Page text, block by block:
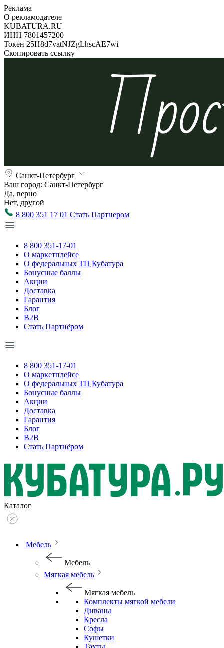
Реклама
О рекламодателе
KUBATURA.RU
ИНН 7801457200
Токен 25H8d7vatNJZgLhscAE7wi
Скопировать ссылку
Санкт-Петербург
Ваш город: Санкт-Петербург
Да, верно
Нет, другой
8 800 351 17 01 Стать Партнером
8 800 351-17-01
О маркетплейсе
О федеральных ТЦ Кубатура
Бонусные баллы
Акции
Доставка
Гарантия
Блог
B2B
Стать Партнёром
8 800 351-17-01
О маркетплейсе
О федеральных ТЦ Кубатура
Бонусные баллы
Акции
Доставка
Гарантия
Блог
B2B
Стать Партнёром
Каталог
Мебель
Мебель
Мягкая мебель
Мягкая мебель
Комплекты мягкой мебели
Диваны
Кресла
Софы
Кушетки